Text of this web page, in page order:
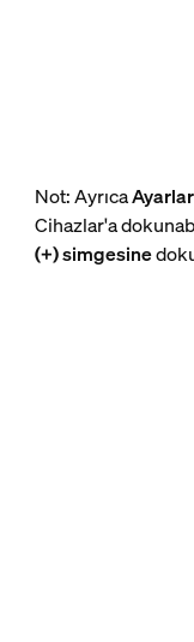
Not: AyrıcaAyarlar
Cihazlar'a
(+) simgesine